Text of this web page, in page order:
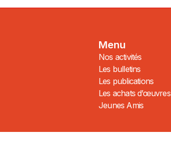
Menu
Nos activités
Les bulletins
Les publications
Les achats d’œuvres
Jeunes Amis